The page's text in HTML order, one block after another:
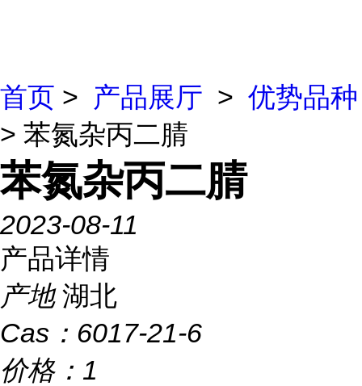
首页 > 产品展厅 > 优势品种
> 苯氮杂丙二腈
苯氮杂丙二腈
2023-08-11
产品详情
产地 湖北
Cas： 6017-21-6
价格： 1